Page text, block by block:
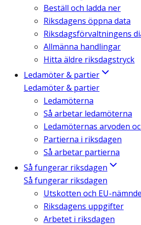
Beställ och ladda ner
Riksdagens öppna data
Riksdagsförvaltningens
Allmänna handlingar
Hitta äldre riksdagstryck
Ledamöter & partier
Ledamöter & partier
Ledamöterna
Så arbetar ledamöterna
Ledamöternas arvoden
Partierna i riksdagen
Så arbetar partierna
Så fungerar riksdagen
Så fungerar riksdagen
Utskotten och EU-
Riksdagens uppgifter
Arbetet i riksdagen